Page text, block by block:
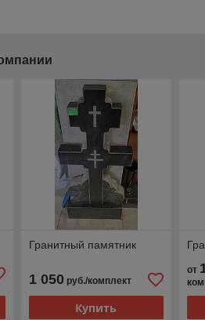
Гранитный памятник
1 050руб./комплект
Купить
от